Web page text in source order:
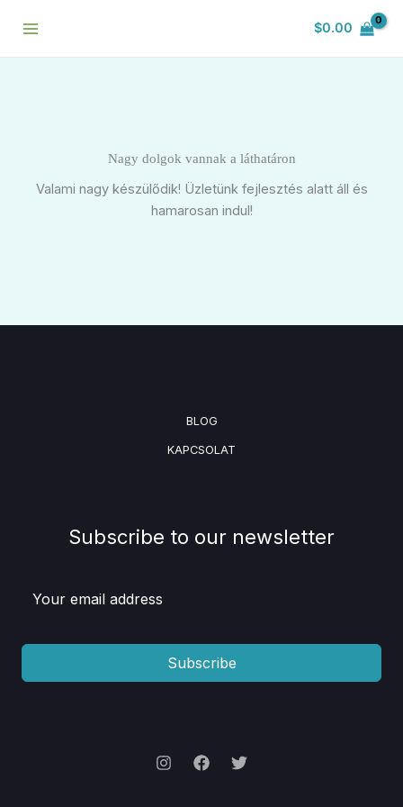
$0.00
Nagy dolgok vannak a láthatáron
Valami nagy készülődik! Üzletünk fejlesztés alatt áll és
hamarosan indul!
BLOG
KAPCSOLAT
Subscribe to our newsletter
Subscribe